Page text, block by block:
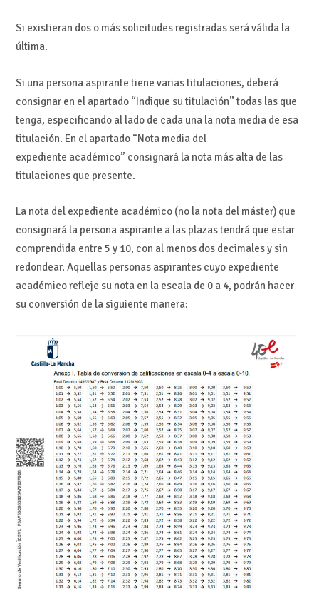
Si existieran dos o más solicitudes registradas será válida la
última.
Si una persona aspirante tiene varias titulaciones, deberá
consignar en el apartado “Indique su titulación” todas las que
tenga, especificando al lado de cada una la nota media de esa
titulación. En el apartado “Nota media del
expediente académico” consignará la nota más alta de las
titulaciones que presente.
La nota del expediente académico (no la nota del máster) que
consignará la persona aspirante a las plazas tendrá que estar
comprendida entre 5 y 10, con al menos dos decimales y sin
redondear. Aquellas personas aspirantes cuyo expediente
académico refleje su nota en la escala de 0 a 4, podrán hacer
su conversión de la siguiente manera: